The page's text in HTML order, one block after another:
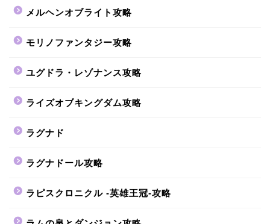
メルヘンオブライト攻略
モリノファンタジー攻略
ユグドラ・レゾナンス攻略
ライズオブキングダム攻略
ラグナド
ラグナドール攻略
ラピスクロニクル -英雄王冠-攻略